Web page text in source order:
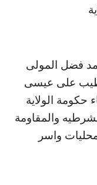
فضل المولى
على عيسى
حكومة الولاية
والمقاومة
واسر